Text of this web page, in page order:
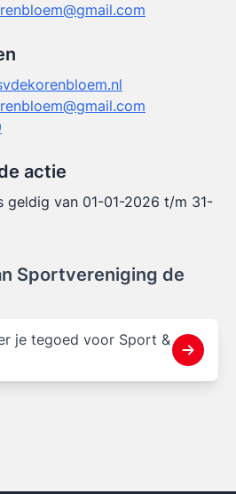
actie
geldig van 01-01-2026 t/m 31-
Sportvereniging de
je tegoed voor Sport &